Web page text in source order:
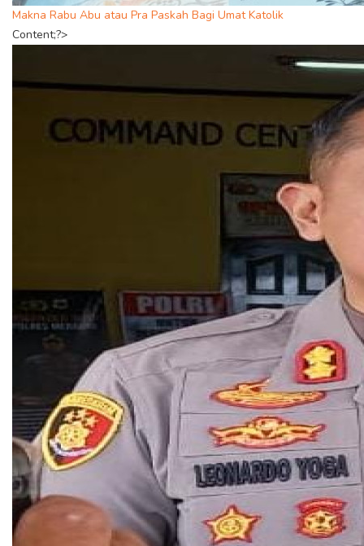
Makna Rabu Abu atau Pra Paskah Bagi Umat Katolik
Content;?>